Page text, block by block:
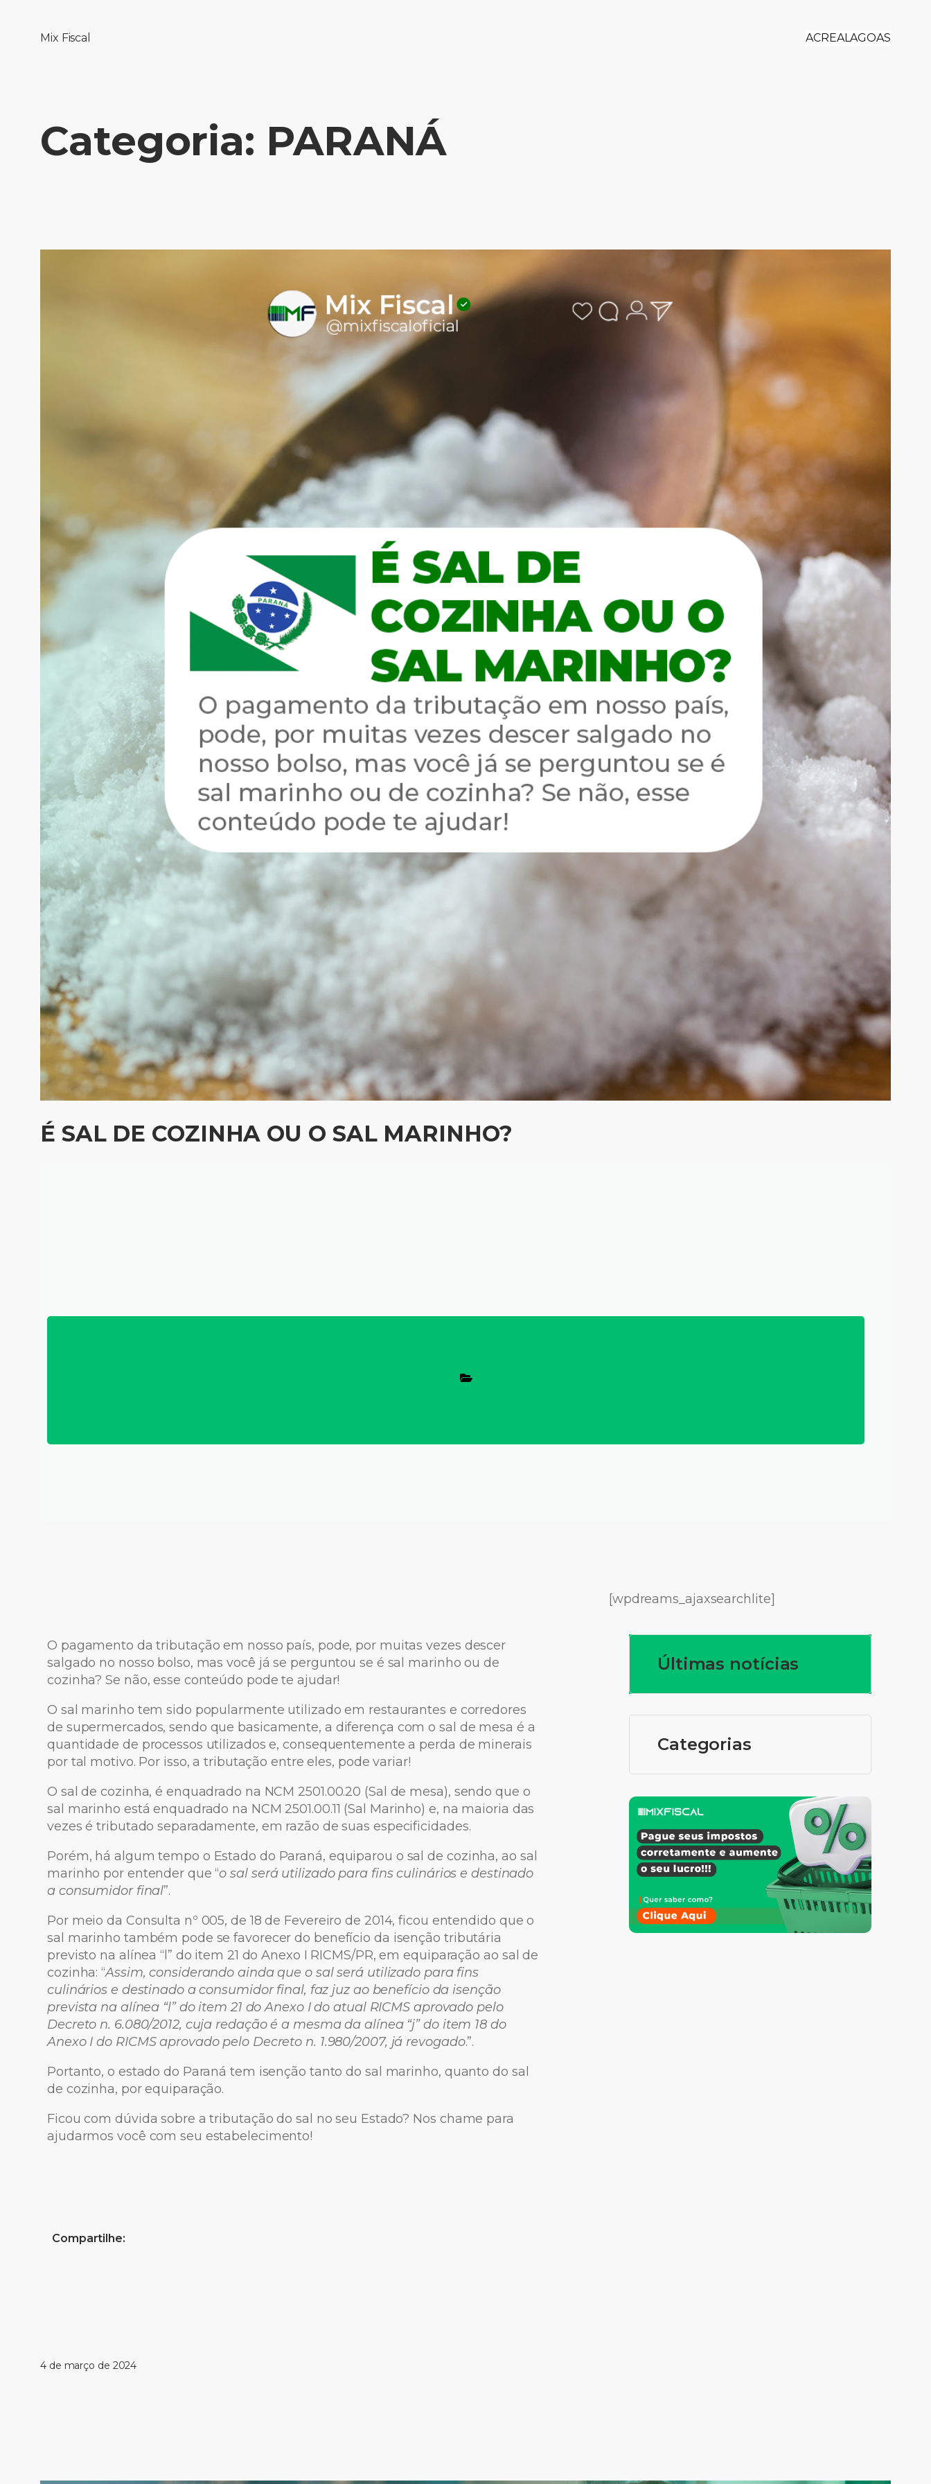
Mix Fiscal ACREALAGOAS
Categoria: PARANÁ
É SAL DE COZINHA OU O SAL MARINHO?
O pagamento da tributação em nosso país, pode, por muitas vezes descer
salgado no nosso bolso, mas você já se perguntou se é sal marinho ou de
cozinha? Se não, esse conteúdo pode te ajudar!
O sal marinho tem sido popularmente utilizado em restaurantes e corredores
de supermercados, sendo que basicamente, a diferença com o sal de mesa é a
quantidade de processos utilizados e, consequentemente a perda de minerais
por tal motivo. Por isso, a tributação entre eles, pode variar!
O sal de cozinha, é enquadrado na NCM 2501.00.20 (Sal de mesa), sendo que o
sal marinho está enquadrado na NCM 2501.00.11 (Sal Marinho) e, na maioria das
vezes é tributado separadamente, em razão de suas especificidades.
Porém, há algum tempo o Estado do Paraná, equiparou o sal de cozinha, ao sal
marinho por entender que “o sal será utilizado para fins culinários e destinado
a consumidor final”.
Por meio da Consulta nº 005, de 18 de Fevereiro de 2014, ficou entendido que o
sal marinho também pode se favorecer do benefício da isenção tributária
previsto na alínea “l” do item 21 do Anexo I RICMS/PR, em equiparação ao sal de
cozinha: “Assim, considerando ainda que o sal será utilizado para fins
culinários e destinado a consumidor final, faz juz ao benefício da isenção
prevista na alínea “l” do item 21 do Anexo I do atual RICMS aprovado pelo
Decreto n. 6.080/2012, cuja redação é a mesma da alínea “j” do item 18 do
Anexo I do RICMS aprovado pelo Decreto n. 1.980/2007, já revogado.”.
Portanto, o estado do Paraná tem isenção tanto do sal marinho, quanto do sal
de cozinha, por equiparação.
Ficou com dúvida sobre a tributação do sal no seu Estado? Nos chame para
ajudarmos você com seu estabelecimento!
Compartilhe:
Últimas notícias
Categorias
[wpdreams_ajaxsearchlite]
4 de março de 2024